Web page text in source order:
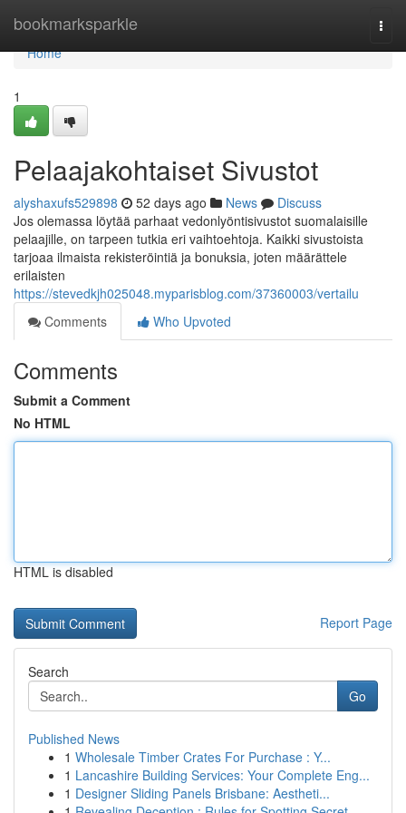
bookmarksparkle
Home
Home
1
Pelaajakohtaiset Sivustot
alyshaxufs529898 52 days ago News
Discuss
Jos olemassa löytää parhaat vedonlyöntisivustot suomalaisille
pelaajille, on tarpeen tutkia eri vaihtoehtoja. Kaikki sivustoista
tarjoaa ilmaista rekisteröintiä ja bonuksia, joten määrättele
erilaisten
https://stevedkjh025048.myparisblog.com/37360003/vertailu
Comments
Who Upvoted
Comments
Submit a Comment
No HTML
HTML is disabled
Report Page
Search
Go
Published News
1 Wholesale Timber Crates For Purchase : Y...
1 Lancashire Building Services: Your Complete Eng...
1 Designer Sliding Panels Brisbane: Aestheti...